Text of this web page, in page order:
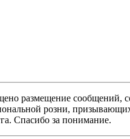
размещение сообщений,
розни,
Спасибо за понимание.